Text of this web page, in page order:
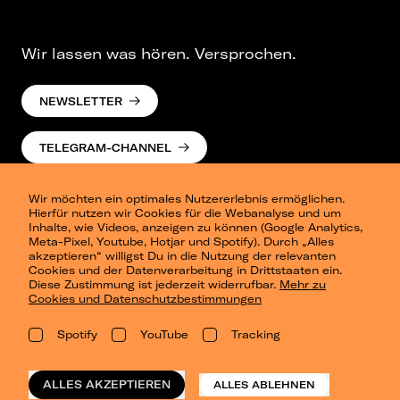
Wir möchten ein optimales Nutzererlebnis ermöglichen.
Hierfür nutzen wir Cookies für die Webanalyse und um
Inhalte, wie Videos, anzeigen zu können (Google Analytics,
Meta-Pixel, Youtube, Hotjar und Spotify). Durch „Alles
akzeptieren“ willigst Du in die Nutzung der relevanten
Cookies und der Datenverarbeitung in Drittstaaten ein.
Diese Zustimmung ist jederzeit widerrufbar. Mehr zu
Cookies und Datenschutzbestimmungen
Spotify YouTube Tracking
ALLES AKZEPTIEREN ALLES ABLEHNEN
Wir lassen was hören. Versprochen.
NEWSLETTER
TELEGRAM-CHANNEL
Presse
Berlin
Dresden
Leipzig
Konzertsommer Petersberg
Vergangene Shows
o_team